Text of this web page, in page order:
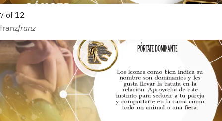
7 of 12
franzfranz